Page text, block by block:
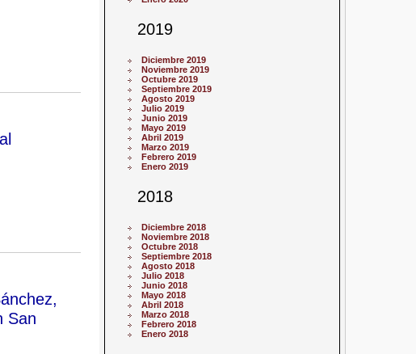
San
2019
Diciembre 2019
Noviembre 2019
Octubre 2019
Septiembre 2019
Agosto 2019
Julio 2019
Junio 2019
Mayo 2019
Abril 2019
Marzo 2019
Febrero 2019
Enero 2019
2018
Diciembre 2018
Noviembre 2018
Octubre 2018
Septiembre 2018
Agosto 2018
Julio 2018
Junio 2018
Mayo 2018
Abril 2018
Marzo 2018
Febrero 2018
Enero 2018